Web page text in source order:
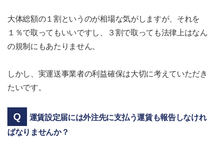
大体総額の１割というのが相場な気がしますが、それを
１％で取ってもいいですし、３割で取っても法律上はなん
の規制にもあたりません。
しかし、実運送事業者の利益確保は大切に考えていただき
たいです。
運賃設定届には外注先に支払う運賃も報告しなけれ
ばなりませんか？